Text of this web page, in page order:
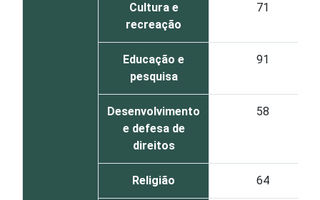
Cultura e
recreação
71
Educação e
pesquisa
91
Desenvolvimento
e defesa de
direitos
58
Religião 64